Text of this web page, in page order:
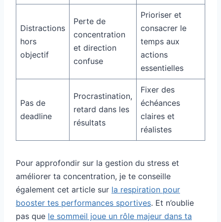
Distractions
hors
objectif
Perte de
concentration
et direction
confuse
Prioriser et
consacrer le
temps aux
actions
essentielles
Pas de
deadline
Procrastination,
retard dans les
résultats
Fixer des
échéances
claires et
réalistes
Pour approfondir sur la gestion du stress et
améliorer ta concentration, je te conseille
également cet article sur la respiration pour
booster tes performances sportives. Et n’oublie
pas que le sommeil joue un rôle majeur dans ta